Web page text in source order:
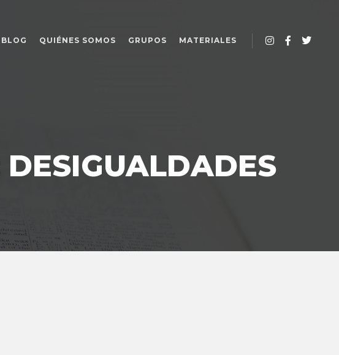
BLOG QUIÉNES SOMOS GRUPOS MATERIALES
DESIGUALDADES